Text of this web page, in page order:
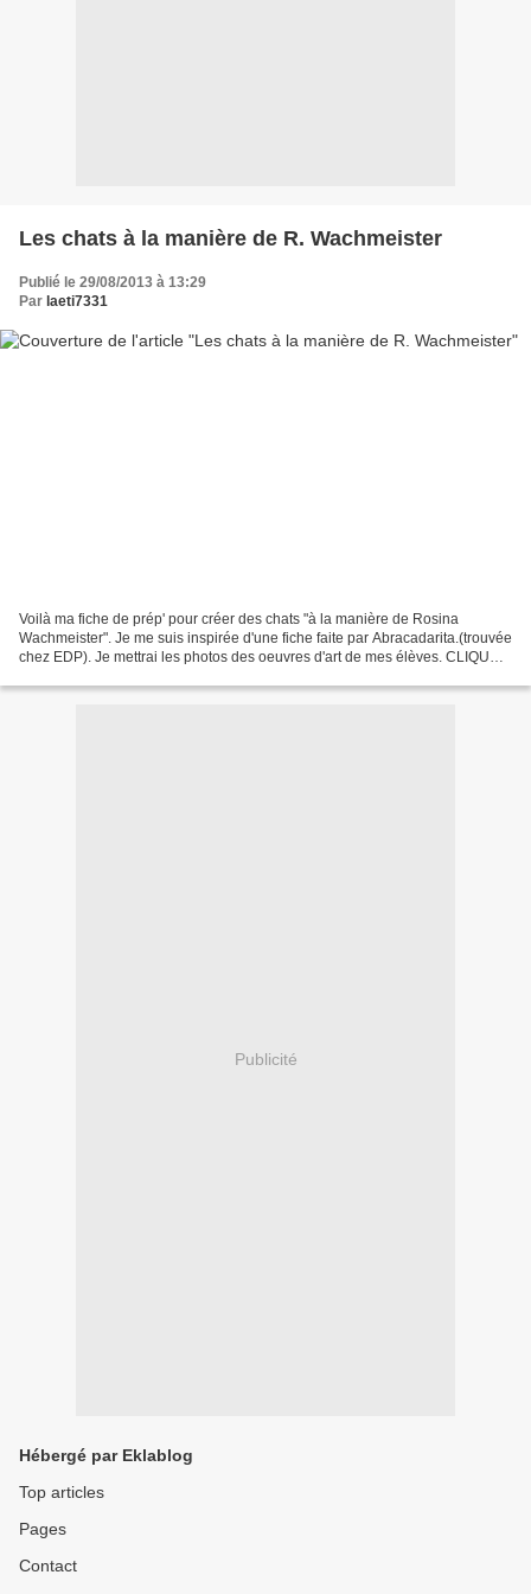
Les chats à la manière de R. Wachmeister
Publié le 29/08/2013 à 13:29
Par laeti7331
Voilà ma fiche de prép' pour créer des chats "à la manière de Rosina
Wachmeister". Je me suis inspirée d'une fiche faite par Abracadarita.(trouvée
chez EDP). Je mettrai les photos des oeuvres d'art de mes élèves. CLIQUEZ
Publicité
Hébergé par Eklablog
Top articles
Pages
Contact